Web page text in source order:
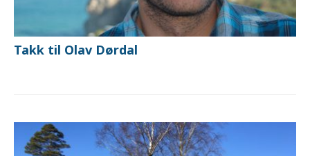
Takk til Olav Dørdal